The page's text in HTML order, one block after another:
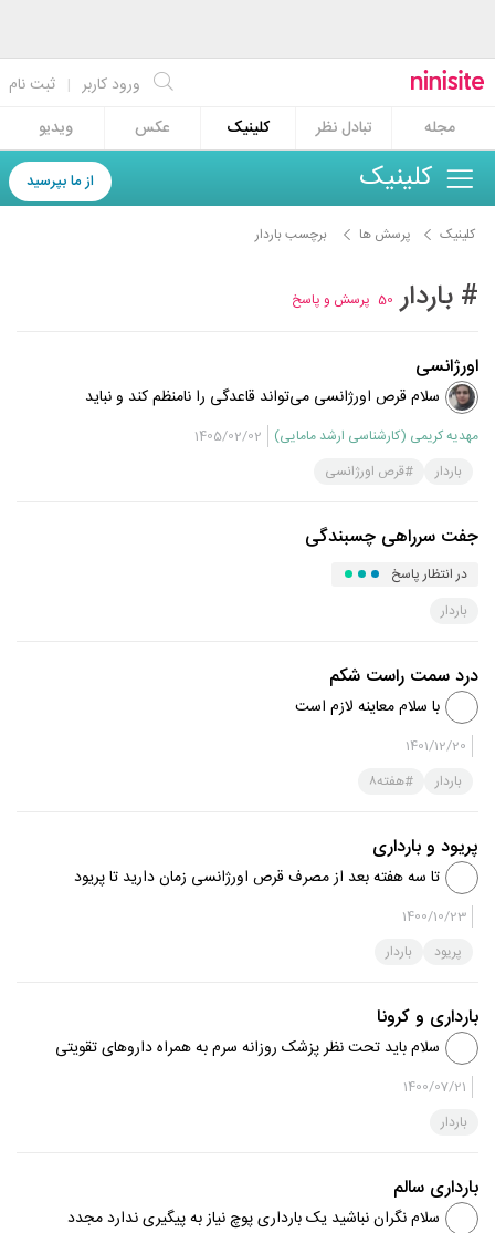
ثبت نام | ورود کاربر
مجله
تبادل نظر کلینیک عکس ویدیو
از ما بپرسید کلینیک
کلینیک پرسش ها برچسب باردار
# باردار 50 پرسش و پاسخ
اورژانسی
سلام قرص اورژانسی می‌تواند قاعدگی را نامنظم کند و نباید
مداوم استفاده شود. یک روش پیشگیری مناسب برای خود
انتخاب کنید. در صورت مشکوک بودن تست بارداری بدهید.
مهدیه کریمی (کارشناسی ارشد مامایی)
1405/02/02
باردار
#قرص اورژانسی
جفت سرراهی چسبندگی
در انتظار پاسخ
باردار
درد سمت راست شکم
با سلام معاینه لازم است
1401/12/20
باردار
#هفته۸
پریود و بارداری
تا سه هفته بعد از مصرف قرص اورژانسی زمان دارید تا پریود
شوید اگر پریود نشدید تست بارداری انجام بدهید تا وضعیت
شما مشخص شود موفق باشید
1400/10/23
پریود
باردار
بارداری و کرونا
سلام باید تحت نظر پزشک روزانه سرم به همراه داروهای تقویتی
دریافت کنید موفق باشید
1400/07/21
باردار
بارداری سالم
سلام نگران نباشید یک بارداری پوچ نیاز به پیگیری ندارد مجدد